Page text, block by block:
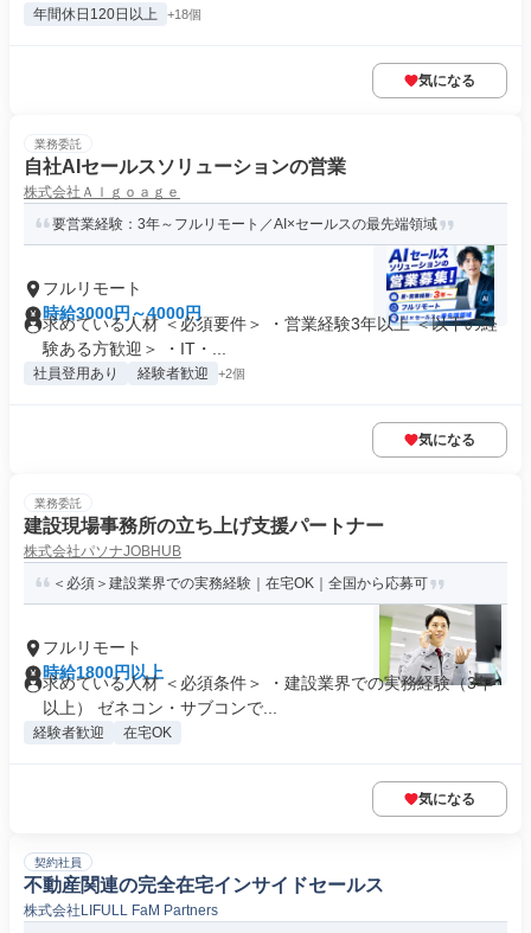
年間休日120日以上 +18個
気になる
業務委託
自社AIセールスソリューションの営業
株式会社Ａｌｇｏａｇｅ
要営業経験：3年～フルリモート／AI×セールスの最先端領域
フルリモート
時給3000円～4000円
求めている人材 ＜必須要件＞ ・営業経験3年以上 ＜以下の経
験ある方歓迎＞ ・IT・...
社員登用あり 経験者歓迎 +2個
気になる
業務委託
建設現場事務所の立ち上げ支援パートナー
株式会社パソナJOBHUB
＜必須＞建設業界での実務経験｜在宅OK｜全国から応募可
フルリモート
時給1800円以上
求めている人材 ＜必須条件＞ ・建設業界での実務経験（3年
以上） ゼネコン・サブコンで...
経験者歓迎 在宅OK
気になる
契約社員
不動産関連の完全在宅インサイドセールス
株式会社LIFULL FaM Partners